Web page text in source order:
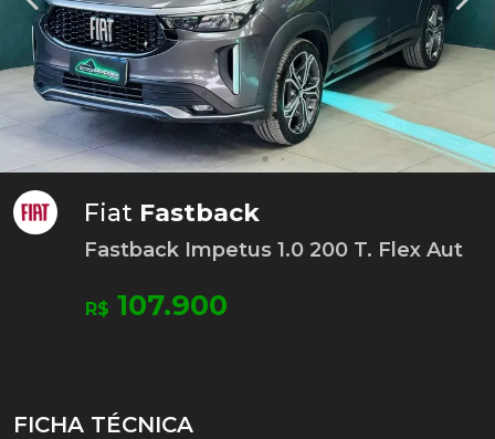
Fiat Fastback
Fastback Impetus 1.0 200 T. Flex Aut
R$ 107.900
FICHA TÉCNICA